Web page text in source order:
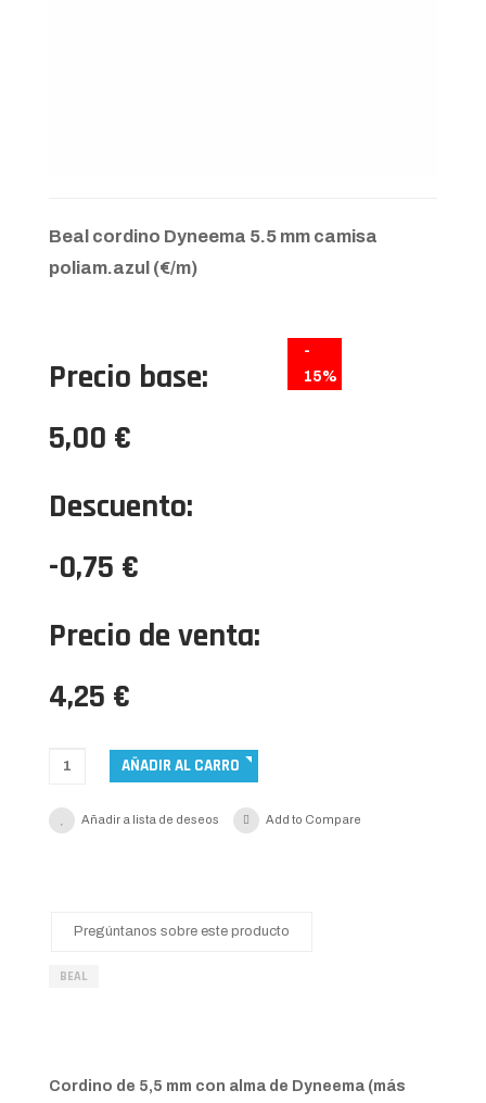
Beal cordino Dyneema 5.5 mm camisa
poliam.azul (€/m)
-
15%
Precio base:
5,00 €
Descuento:
-0,75 €
Precio de venta:
4,25 €
Añadir a lista de deseos Add to Compare
Pregúntanos sobre este producto
BEAL
Cordino de 5,5 mm con alma de Dyneema (más